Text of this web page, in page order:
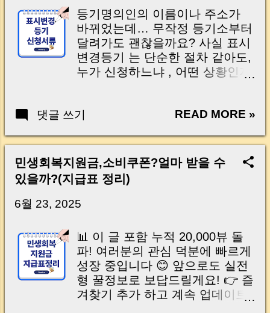
Contract Step 4 . Verify Identity
Information Step 5 . Start
Identity Verification Step 6 .
Agree to Terms Step 7 . Select
Carrier and Enter Info Step 8 .
Enter Verification Code Step 9 .
Review Contract Details Step 11
. Electronic Signature Step 12 .
Completion and Finalization Final
간단합니다 요즘 부동산 계약은
전자계약 으로 진행...
등기명의인의 이름이나 주소가
바뀌었는데… 무작정 등기소부터
달려가도 괜찮을까요? 사실 표시
변경등기 는 단순한 절차 같아도,
누가 신청하느냐 , 어떤 상황인지
특히 종중이나 법인처럼 서류 준
등기신청을 했다가 되돌리는 데
에만 한참 걸리는 경우도 적지 않
죠. 이번 2편에서는 표시변경등기
신청 절차부터 상황별 서류 리스
트, 등기선례에 기반한 실제 케이
한 핵심만 콕 집어 알려드릴게요.
이 글을 끝까지 보시면, 직접 등기
소를 찾으시거나 대리인을 통해
신청하실 때 불필요한 시행착오
를 줄일 수 있을 거예요. | Start of
Part 2: The Practical Side of
댓글 쓰기 READ MORE »
민생회복지원금,소비쿠폰?얼마 받을 수
있을까?(지급표 정리)
6월 23, 2025
📊 이 글 포함 누적 20,000뷰 돌
파! 여러분의 관심 덕분에 빠르게
성장 중입니다 😊 앞으로도 실전
형 꿀정보로 보답드릴게요! 👉 즐
겨찾기 추가 하고 계속 업데이트